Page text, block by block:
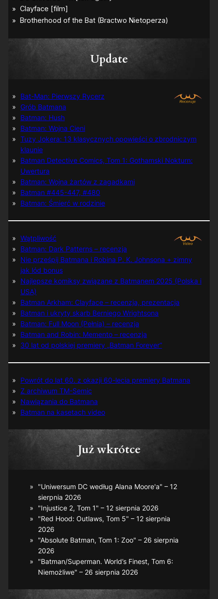
Update
Bat-Man: Pierwszy Rycerz
Grób Batmana
Batman: Hush
Batman: Wojna Cieni
Tuzy Jokera: 13 klasycznych opowieści o zbrodniczym
klaunie
Batman Detective Comics, Tom 1: Gothamski Nokturn:
Uwertura
Batman: Wojna żartów z zagadkami
Batman #445-447, #480
Batman: Śmierć w rodzinie
Wątpliwość
Batman: Dark Patterns – recenzja
Nie prześpij Batmana i Robina P. K. Johnsona + zimny
jak lód bonus
Najlepsze komiksy związane z Batmanem 2025 (Polska i
USA)
Batman Arkham: Clayface – recenzja, prezentacja
Batman i ukryty skarb Berniego Wrightsona
Batman: Full Moon (Pełnia) – recenzja
Batman and Robin: Memento – recenzja
30 lat od polskiej premiery „Batman Forever”
Powrót do lat 60. z okazji 60-lecia premiery Batmana
Z archiwum TM-Semic
Nawiązania do Batmana
Batman na kasetach video
Już wkrótce
"Uniwersum DC według Alana Moore'a" – 12
sierpnia 2026
"Injustice 2, Tom 1" – 12 sierpnia 2026
"Red Hood: Outlaws, Tom 5" – 12 sierpnia
2026
"Absolute Batman, Tom 1: Zoo" – 26 sierpnia
2026
"Batman/Superman. World’s Finest, Tom 6:
Niemożliwe" – 26 sierpnia 2026